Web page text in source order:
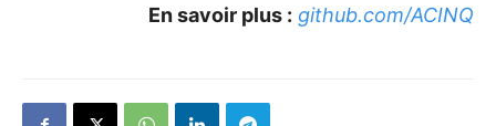
En savoir plus : github.com/ACINQ